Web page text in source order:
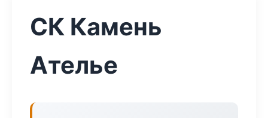
СК Камень
Ателье